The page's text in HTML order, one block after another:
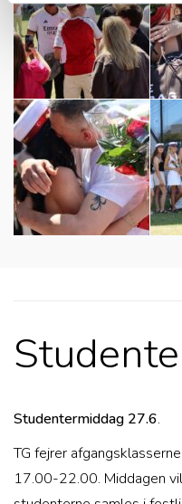
Studentermiddag 27.6.
TG fejrer
17.00-22.00. Middagen